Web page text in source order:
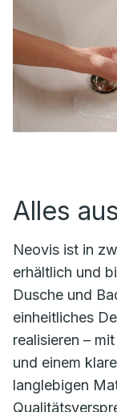
Alles
Neovis ist in
erhältlich und
Dusche und
einheitliches
realisieren –
und einem
langlebigen